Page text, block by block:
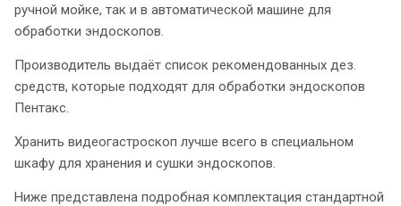
ручной мойке, так и в автоматической машине для
обработки эндоскопов.
Производитель выдаёт список рекомендованных дез.
средств, которые подходят для обработки эндоскопов
Пентакс.
Хранить видеогастроскоп лучше всего в специальном
шкафу для хранения и сушки эндоскопов.
Ниже представлена подробная комплектация стандартной